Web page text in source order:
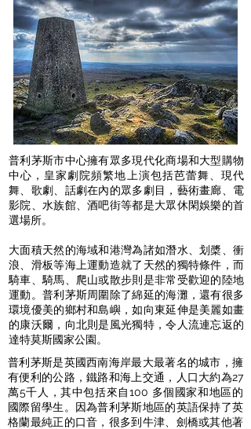
普利茅斯市中心擁有眾多現代化商場和大型購物
中心，皇家劇院頻繁地上演包括芭蕾舞、現代
舞、歌劇、話劇在內的眾多劇目，藝術畫廊、電
影院、水族館、酒吧街等都是大眾休閑娛樂的首
選場所。
大面積天然的海域和港灣為諸如潛水、划槳、衝
浪、滑板等海上運動造就了天然的獨特條件，而
騎車、騎馬、爬山或散步則是非常受歡迎的陸地
運動。普利茅斯周圍除了綿延的海灘，還有很多
環境優美的鄉村和島嶼，如向東延伸是美麗如畫
的康沃爾，向北則是風光獨特，令人流連忘返的
達特莫斯國家公園。
普利茅斯是英國西南海岸最大最著名的城市，擁
有便利的公路，鐵路和海上交通，人口大約為27
萬5千人，其中包括來自100 多個國家和地區的
國際留學生。因為普利茅斯地區的英語保持了英
格蘭最純正的口音，很多到牛津、劍橋或其他著